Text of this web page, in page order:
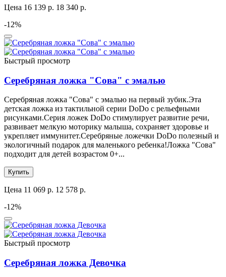
Цена 16 139 р. 18 340 р.
-12%
Быстрый просмотр
Серебряная ложка "Сова" с эмалью
Серебряная ложка "Сова" с эмалью на первый зубик.Эта
детская ложка из тактильной серии DoDo с рельефными
рисунками.Серия ложек DoDo стимулирует развитие речи,
развивает мелкую моторику малыша, сохраняет здоровье и
укрепляет иммунитет.Серебряные ложечки DoDo полезный и
экологичный подарок для маленького ребенка!Ложка "Сова"
подходит для детей возрастом 0+...
Купить
Цена 11 069 р. 12 578 р.
-12%
Быстрый просмотр
Серебряная ложка Девочка